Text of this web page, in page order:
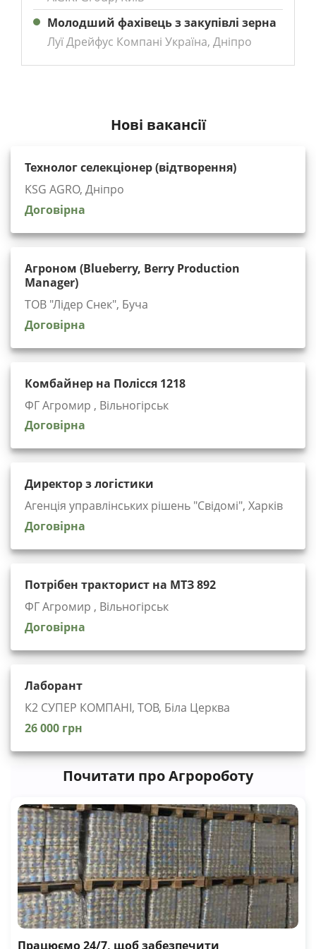
Молодший фахівець з закупівлі зерна
Луї Дрейфус Компані Україна, Дніпро
Нові вакансії
Технолог селекціонер (відтворення)
KSG AGRO, Дніпро
Договірна
Агроном (Blueberry, Berry Production
Manager)
ТОВ "Лідер Снек", Буча
Договірна
Комбайнер на Полісся 1218
ФГ Агромир , Вільногірськ
Договірна
Директор з логістики
Агенція управлінських рішень "Cвідомі", Харків
Договірна
Потрібен тракторист на МТЗ 892
ФГ Агромир , Вільногірськ
Договірна
Лаборант
К2 СУПЕР КОМПАНІ, ТОВ, Біла Церква
26 000 грн
Почитати про Агророботу
Працюємо 24/7, щоб забезпечити